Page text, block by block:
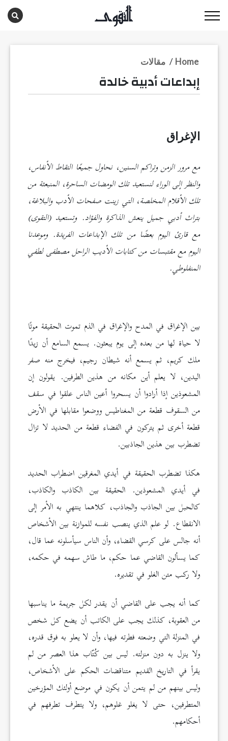
مقالات / Home
إبداعات أدبية خالدة
الإغراق
مع مرور الزمن وتراكم السنين، نحاول جميعًا التقاط الأنفاس،
والنظر إلى الوراء لنستعيد تلك الومضات الساحرة، المنبعثة من
تلك الأقلام المخلصة، التي زينت صفحات الأدب والبلاغة،
بتراث أدبي جميل ينعش الذاكرة والفؤاد. وتستعيد (التقوى)
مع قارئ اليوم بعضًا من تلك الإبداعات الفريدة. وموعدنا
اليوم مع مقتبسات من كتابات الأديب الراحل مصطفى لطفي
المنفلوطي.
بين الإغراق في المدح والإغراق في الذم تموت الحقيقة موتًا
لا حياة لها من بعده إلى يوم يبعثون. يسمع السامع أن زيدًا
ملك كريم، ثم يسمع أنه شيطان رجيم، فيخرج منه صفر
اليدين، لا يعلم أين مكانه من هذين الطرفين. يقولون إن
المشعوذين إذا أرادوا أن يسحروا أعين الناس علقوا في سقف
من السقوف قطعة من المغناطيس ووضعوا مقابلها في الأرض
قطعة أخرى ثم يتركون في الفضاء قطعة من الحديد لا تزال
تضطرب بين هذين الجاذبين.
هكذا تضطرب الحقيقة في أيدي المغرقين اضطراب الحديد
في أيدي المشعوذين. الحقيقة بين الكاذب والكاذب،
كالحبل بين الجاذب والجاذب، كلاهما ينتهي به الأمر إلى
الانقطاع. لو علم الذي ينصب نفسه للموازنة بين الأشخاص
أنه جالس على كرسي القضاء، وأن الناس سيأسلونه عما قال،
كما يسألون القاضي عما حكم، ما طاش سهمه في حكمه،
ولا ركب متن الغلو في تقديره.
كما أنه يجب على القاضي أن يقدر لكل جريمة ما يناسبها
من العقوبة، كذلك يجب على الكاتب أن يضع كل شخص
في المنزلة التي وضعته فطرته فيها، وأن لا يعلو به فوق قدره،
ولا ينزل به دون منزلته. ليس بين كُتّاب هذا العصر من لم
يقرأ في التاريخ القديم متناقضات الحكم على الأشخاص،
وليس بينهم من لم يتمن أن يكون في موضع أولئك المؤرخين
المتطرفين، حتى لا يغلو غلوهم، ولا يتطرف تطرفهم في
أحكامهم.